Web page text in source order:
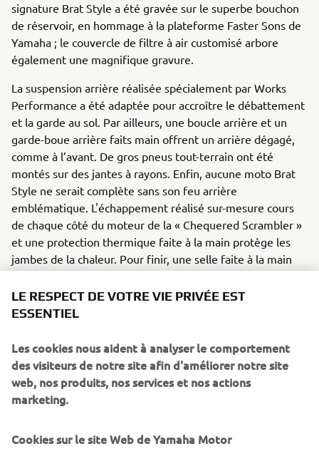
signature Brat Style a été gravée sur le superbe bouchon
de réservoir, en hommage à la plateforme Faster Sons de
Yamaha ; le couvercle de filtre à air customisé arbore
également une magnifique gravure.
La suspension arrière réalisée spécialement par Works
Performance a été adaptée pour accroître le débattement
et la garde au sol. Par ailleurs, une boucle arrière et un
garde-boue arrière faits main offrent un arrière dégagé,
comme à l’avant. De gros pneus tout-terrain ont été
montés sur des jantes à rayons. Enfin, aucune moto Brat
Style ne serait complète sans son feu arrière
emblématique. L'échappement réalisé sur-mesure cours
de chaque côté du moteur de la « Chequered Scrambler »
et une protection thermique faite à la main protège les
jambes de la chaleur. Pour finir, une selle faite à la main
drapeaux à damiers réalisés par Denis Babin sur le
réservoir apportent la touche finale à la moto. La SCR950
Pour en savoir plus sur Brat Style, rendez-vous sur le site:
www.bratstyle.com.
LE RESPECT DE VOTRE VIE PRIVÉE EST
ESSENTIEL
Les cookies nous aident à analyser le comportement
des visiteurs de notre site afin d'améliorer notre site
web, nos produits, nos services et nos actions
marketing.
Cookies sur le site Web de Yamaha Motor